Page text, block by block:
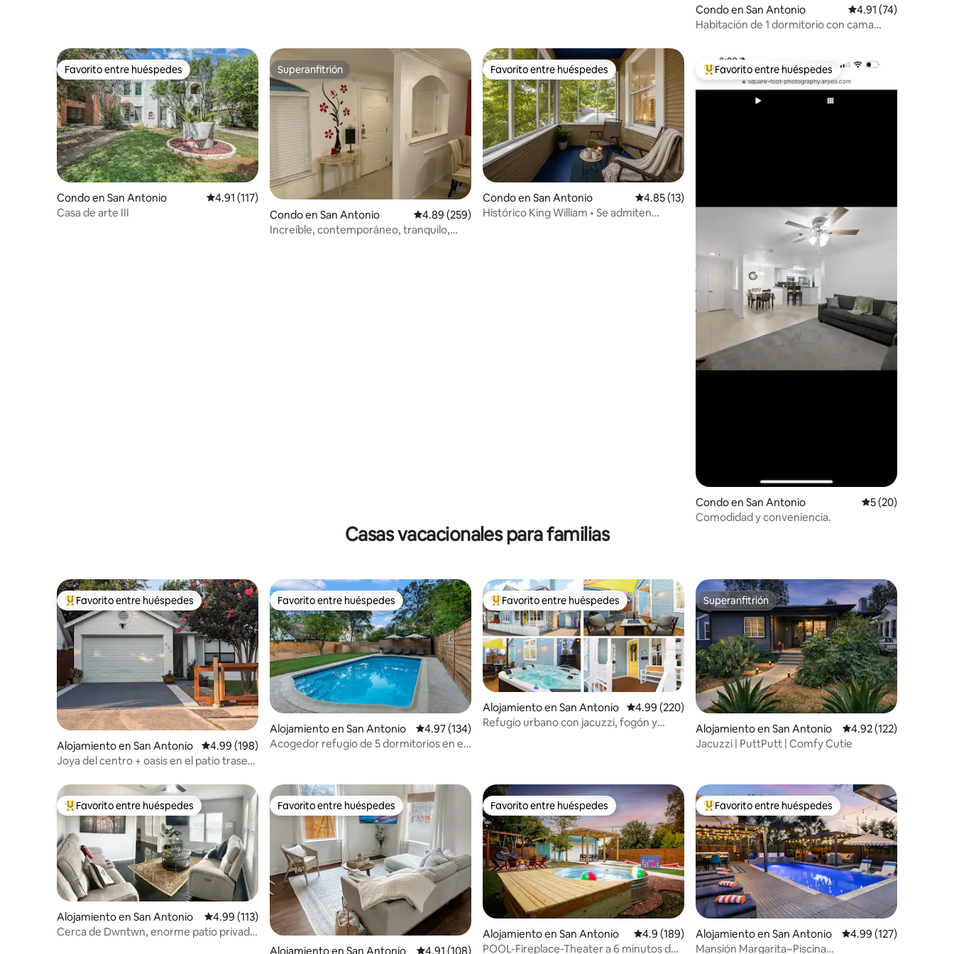
Condo en San Antonio Calificación
4.91 (74)
Habitación de 1 dormitorio con cama
Favorito entre huéspedes
Favorito entre huéspedes
Condo en San Antonio Calificación promedio: 4.91 de 5, 117 reseñas
4.91 (117)
Casa de arte III
Superanfitrión
Superanfitrión
Condo en San Antonio Calificación promedio: 4.89 de 5, 259 reseñas
4.89 (259)
Increíble, contemporáneo, tranquilo,
Favorito entre huéspedes
Favorito entre huéspedes
Condo en San Antonio Calificación promedio: 4.85 de 5, 13 reseñas
4.85 (13)
Histórico King William • Se admiten
Favorito entre huéspedes preferido
Favorito entre huéspedes
Condo en San Antonio Calificación
5 (20)
Comodidad y conveniencia.
Casas vacacionales para familias
Favorito entre huéspedes preferido
Favorito entre huéspedes
Alojamiento en San Antonio Calificación promedio: 4.99 de 5, 198 reseñas
4.99 (198)
Joya del centro + oasis en el patio trasero
Favorito entre huéspedes
Favorito entre huéspedes
Alojamiento en San Antonio Calificación promedio: 4.97 de 5, 134 reseñas
4.97 (134)
Acogedor refugio de 5 dormitorios en el
Favorito entre huéspedes preferido
Favorito entre huéspedes
Alojamiento en San Antonio Calificación promedio: 4.99 de 5, 220 reseñas
4.99 (220)
Refugio urbano con jacuzzi, fogón y
Superanfitrión
Superanfitrión
Alojamiento en San Antonio Calificación promedio:
4.92 (122)
Jacuzzi | PuttPutt | Comfy Cutie
Favorito entre huéspedes preferido
Favorito entre huéspedes
Alojamiento en San Antonio Calificación promedio: 4.99 de 5, 113 reseñas
4.99 (113)
Cerca de Dwntwn, enorme patio privado
Favorito entre huéspedes
Favorito entre huéspedes
Alojamiento en San Antonio Calificación promedio: 4.91 de 5, 108 reseñas
4.91 (108)
Favorito entre huéspedes
Favorito entre huéspedes
Alojamiento en San Antonio Calificación promedio: 4.9 de 5, 189 reseñas
4.9 (189)
POOL-Fireplace-Theater a 6 minutos de
Favorito entre huéspedes preferido
Favorito entre huéspedes
Alojamiento en San Antonio Calificación promedio:
4.99 (127)
Mansión Margarita~Piscina